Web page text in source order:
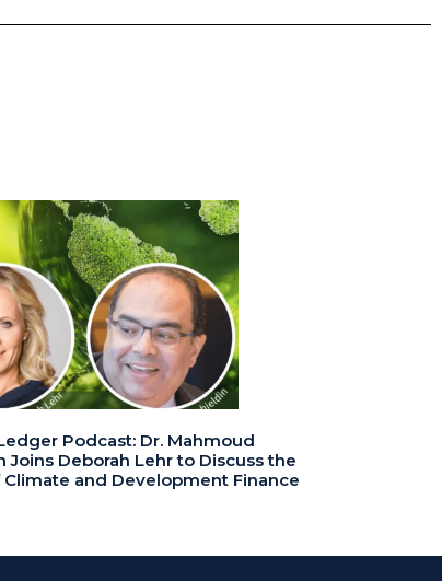
Podcast: Dr. Mahmoud
Joins Deborah Lehr to Discuss the
Climate and Development Finance